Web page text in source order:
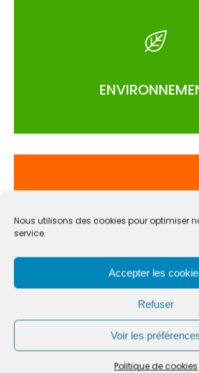
Nous utilisons des cookies pour optimiser
service.
Accepter les
Refuser
Voir les
Politique de cookies
ACCÉDER